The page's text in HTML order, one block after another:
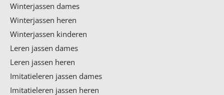
Winterjassen dames
Winterjassen heren
Winterjassen kinderen
Leren jassen dames
Leren jassen heren
Imitatieleren jassen dames
Imitatieleren jassen heren